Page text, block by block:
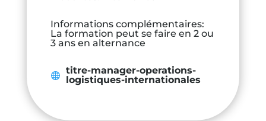
Informations complémentaires:
La formation peut se faire en 2 ou
3 ans en alternance
titre-manager-operations-
logistiques-internationales